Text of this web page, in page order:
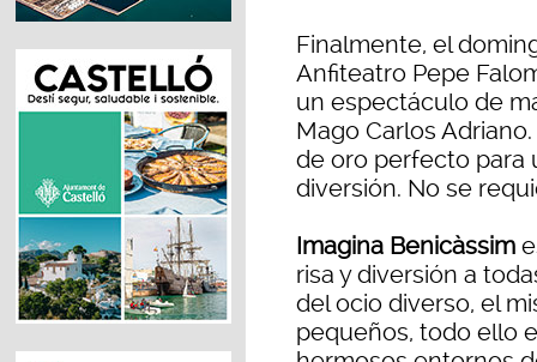
Finalmente, el
Anfiteatro Pepe
un espectáculo de
Mago Carlos
de oro perfecto para
diversión. No se
Imagina Benicàssim
risa y diversión a
del ocio diverso, el
pequeños, todo ello